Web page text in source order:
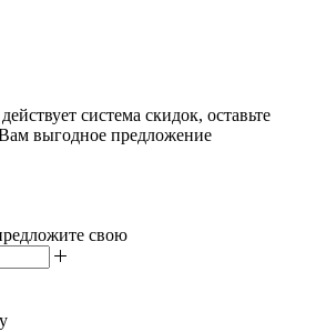
действует система скидок, оставьте
выгодное предложение
свою